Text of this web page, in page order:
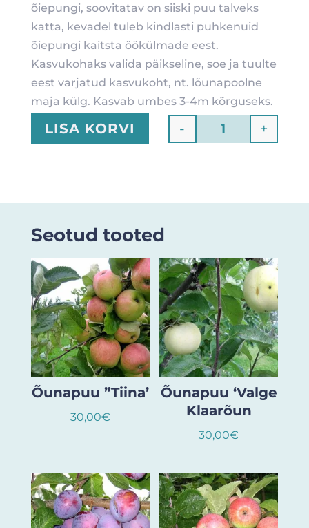
õiepungi, soovitatav on siiski puu talveks
katta, kevadel tuleb kindlasti puhkenuid
õiepungi kaitsta öökülmade eest.
Kasvukohaks valida päikseline, soe ja tuulte
eest varjatud kasvukoht, nt. lõunapoolne
maja külg. Kasvab umbes 3-4m kõrguseks.
Quantity
- +
LISA KORVI
Seotud tooted
Õunapuu ”Tiina’
30,00€
Õunapuu ‘Valge
Klaarõun
30,00€